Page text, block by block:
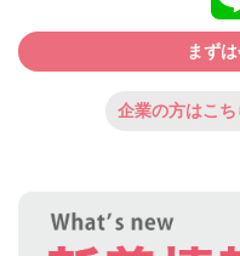
まず
企業の方はこち